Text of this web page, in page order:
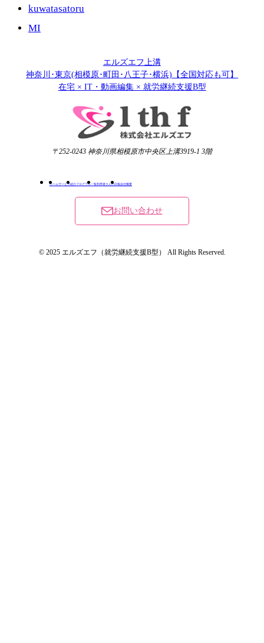
kuwatasatoru
MI
エルズエフ上溝
神奈川･東京(相模原･町田･八王子･横浜)【全国対応も可】
在宅 × IT・動画編集 × 就労継続支援B型
〒252-0243 神奈川県相模原市中央区上溝3919-1 3階
ホーム サービス紹介プログラム一覧利用者さんの日報会社概要
お問い合わせ
© 2025 エルズエフ（就労継続支援B型） All Rights Reserved.